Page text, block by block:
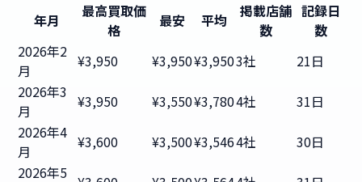
年月
最高買取価
格
最安 平均
掲載店舗
数
記録日
数
2026年2
月
¥3,950 ¥3,950¥3,9503社
21日
2026年3
月
¥3,950 ¥3,550¥3,7804社
31日
2026年4
月
¥3,600 ¥3,500¥3,5464社
30日
2026年5